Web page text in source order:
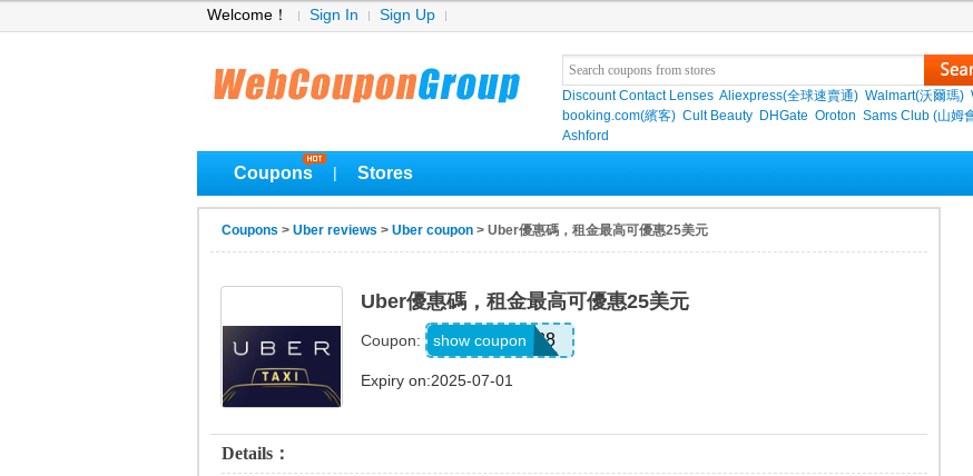
Welcome！ Sign In Sign Up
Discount Contact Lenses Aliexpress(全球速賣通) Walmart(沃爾瑪)
booking.com(繽客) Cult Beauty DHGate Oroton Sams Club (山姆
Ashford
Coupons Stores
Coupons > Uber reviews > Uber coupon > Uber優惠碼，租金最高可優惠25美元
Uber優惠碼，租金最高可優惠25美元
Coupon: 211738
show coupon
Expiry on:2025-07-01
Details：